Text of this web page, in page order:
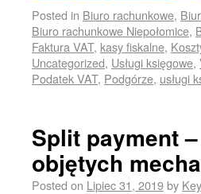
Posted in Biuro rachunkowe,
Biuro rachunkowe Niepołomice,
Faktura VAT, kasy fiskalne,
Uncategorized, Usługi księgowe,
Podatek VAT, Podgórze, usługi
Split payment
objętych
Posted on Lipiec 31, 2019by